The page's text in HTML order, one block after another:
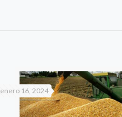
enero 16, 2024